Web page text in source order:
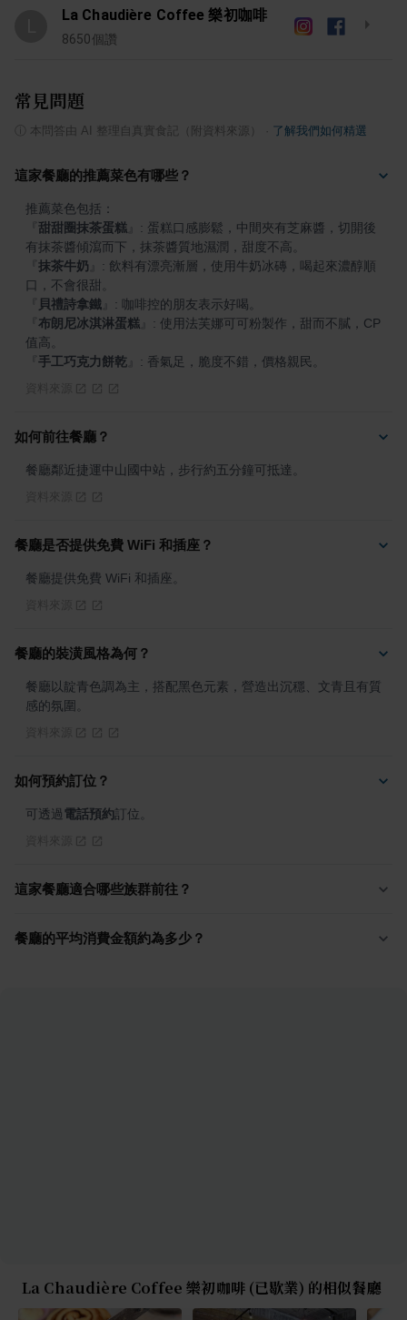
La Chaudière Coffee 樂初咖啡
8650個讚
常見問題
本問答由 AI 整理自真實食記（附資料來源） 了解我們如何精選
這家餐廳的推薦菜色有哪些？
甜甜圈抹茶蛋糕
: 蛋糕口感膨鬆，中間夾有芝麻醬，切開後
抹茶牛奶
: 飲料有漂亮漸層，使用牛奶冰磚，喝起來濃醇順
貝禮詩拿鐵
布朗尼冰淇淋蛋糕
: 使用法芙娜可可粉製作，甜而不膩，CP
手工巧克力餅乾 : 香氣足，脆度不錯，價格親民。
如何前往餐廳？
餐廳鄰近捷運中山國中站，步行約五分鐘可抵達。
餐廳是否提供免費 WiFi 和插座？
餐廳提供免費 WiFi 和插座。
餐廳的裝潢風格為何？
餐廳以靛青色調為主，搭配黑色元素，營造出沉穩、文青且有質
感的氛圍。
如何預約訂位？
可透過電話預約訂位。
這家餐廳適合哪些族群前往？
餐廳的平均消費金額約為多少？
La Chaudière Coffee 樂初咖啡 (已歇業) 的相似餐廳